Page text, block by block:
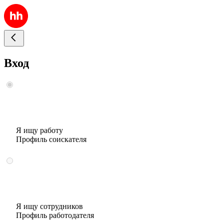
Вход
Я ищу работу
Профиль соискателя
Я ищу сотрудников
Профиль работодателя